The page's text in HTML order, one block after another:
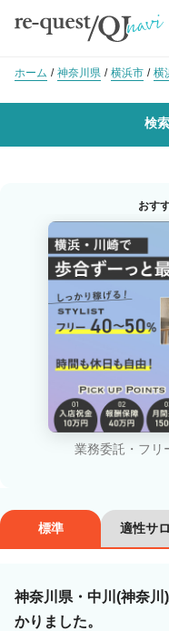
ホーム 神奈川県 横浜市 横
検
沿線・駅を選択
中川(神奈川)
美容師スタイリスト
カラーリスト
ネイリスト
講師・インストラクター
雇用形態
おす
業務委託・フリ
標準 適性サ
神奈川県・中川(神奈
かりました。